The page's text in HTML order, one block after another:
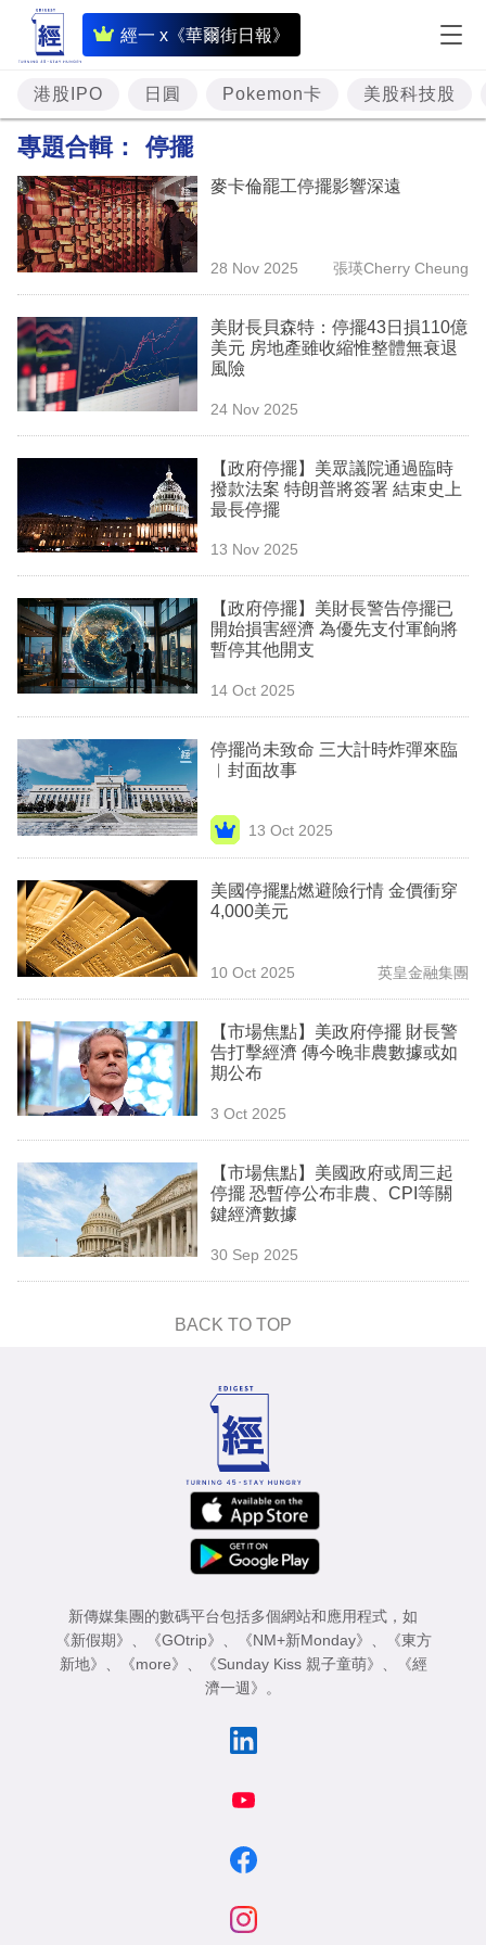
經一 x《華爾街日報》
即
時
財
經
題
投
資
樓
市
理
業
科
技
職
場
生
時
事
欄
訂
閱
區
港股IPO 日圓 Pokemon卡 美股科技股
專題合輯： 停擺
麥卡倫罷工停擺影響深遠
28 Nov 2025 張瑛Cherry Cheung
美財長貝森特：停擺43日損110億
美元 房地產雖收縮惟整體無衰退
風險
24 Nov 2025
【政府停擺】美眾議院通過臨時
撥款法案 特朗普將簽署 結束史上
最長停擺
13 Nov 2025
【政府停擺】美財長警告停擺已
開始損害經濟 為優先支付軍餉將
暫停其他開支
14 Oct 2025
停擺尚未致命 三大計時炸彈來臨
︳封面故事
13 Oct 2025
美國停擺點燃避險行情 金價衝穿
4,000美元
10 Oct 2025 英皇金融集團
【市場焦點】美政府停擺 財長警
告打擊經濟 傳今晚非農數據或如
期公布
3 Oct 2025
【市場焦點】美國政府或周三起
停擺 恐暫停公布非農、CPI等關
鍵經濟數據
30 Sep 2025
BACK TO TOP
新傳媒集團的數碼平台包括多個網站和應用程式，如
《新假期》
《GOtrip》 《NM+新Monday》
《東方
新地》
《more》 《Sunday Kiss 親子童萌》
《經
濟一週》
。